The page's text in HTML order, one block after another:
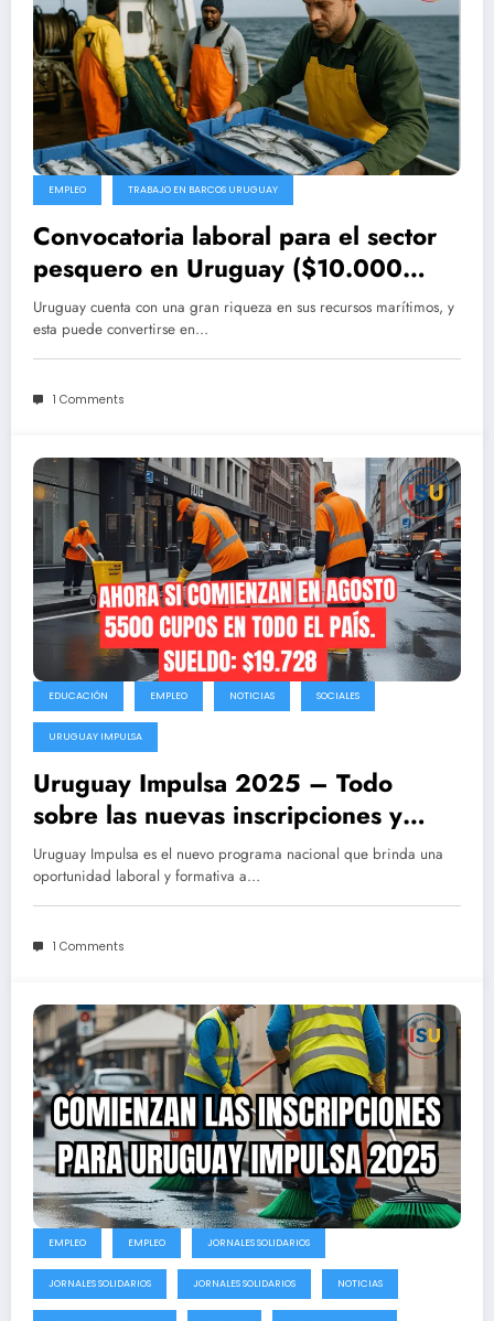
EMPLEO TRABAJO EN BARCOS URUGUAY
Convocatoria laboral para el sector
pesquero en Uruguay ($10.000
pesos por dia o mas)
Uruguay cuenta con una gran riqueza en sus recursos marítimos, y
esta puede convertirse en…
1 Comments
EDUCACIÓN EMPLEO NOTICIAS SOCIALES
URUGUAY IMPULSA
Uruguay Impulsa 2025 – Todo
sobre las nuevas inscripciones y
requisitos del programa de empleo y
capacitación
Uruguay Impulsa es el nuevo programa nacional que brinda una
oportunidad laboral y formativa a…
1 Comments
EMPLEO EMPLEO JORNALES SOLIDARIOS
JORNALES SOLIDARIOS JORNALES SOLIDARIOS NOTICIAS